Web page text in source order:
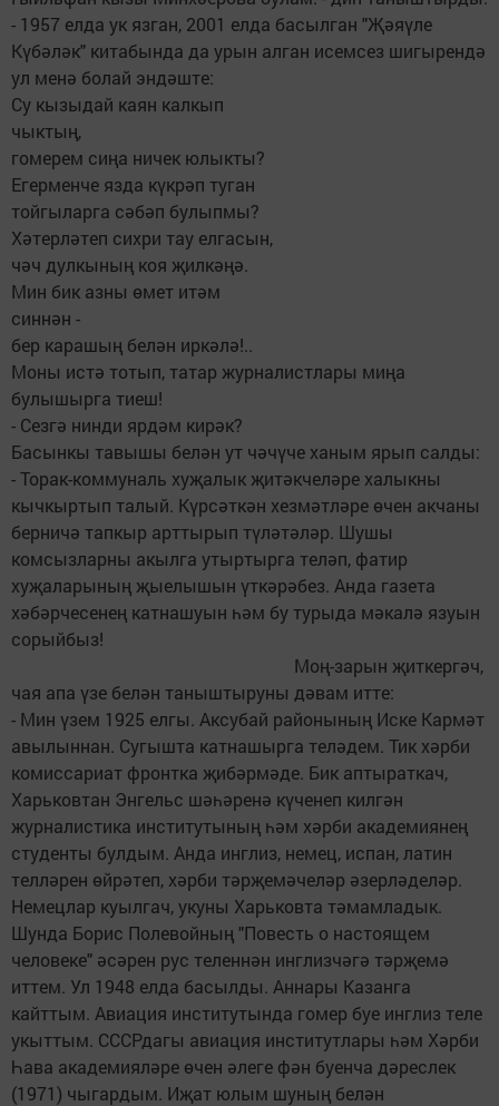
- 1957 елда ук язган, 2001 елда басылган "Җәяүле
Күбәләк" китабында да урын алган исемсез шигырендә
ул менә болай эндәште:
Су кызыдай каян калкып
чыктың,
гомерем сиңа ничек юлыкты?
Егерменче язда күкрәп туган
тойгыларга сәбәп булыпмы?
Хәтерләтеп сихри тау елгасын,
чәч дулкының коя җилкәңә.
Мин бик азны өмет итәм
синнән -
бер карашың белән иркәлә!..
Моны истә тотып, татар журналистлары миңа
булышырга тиеш!
- Сезгә нинди ярдәм кирәк?
Басынкы тавышы белән ут чәчүче ханым ярып салды:
- Торак-коммуналь хуҗалык җитәкчеләре халыкны
кычкыртып талый. Күрсәткән хезмәтләре өчен акчаны
берничә тапкыр арттырып түләтәләр. Шушы
комсызларны акылга утыртырга теләп, фатир
хуҗаларының җыелышын үткәрәбез. Анда газета
хәбәрчесенең катнашуын һәм бу турыда мәкалә язуын
сорыйбыз!
Моң-зарын җиткергәч,
чая апа үзе белән таныштыруны дәвам итте:
- Мин үзем 1925 елгы. Аксубай районының Иске Кармәт
авылыннан. Сугышта катнашырга теләдем. Тик хәрби
комиссариат фронтка җибәрмәде. Бик аптыраткач,
Харьковтан Энгельс шәһәренә күченеп килгән
журналистика институтының һәм хәрби академиянең
студенты булдым. Анда инглиз, немец, испан, латин
телләрен өйрәтеп, хәрби тәрҗемәчеләр әзерләделәр.
Немецлар куылгач, укуны Харьковта тәмамладык.
Шунда Борис Полевойның "Повесть о настоящем
человеке" әсәрен рус теленнән инглизчәгә тәрҗемә
иттем. Ул 1948 елда басылды. Аннары Казанга
кайттым. Авиация институтында гомер буе инглиз теле
укыттым. СССРдагы авиация институтлары һәм Хәрби
Һава академияләре өчен әлеге фән буенча дәреслек
(1971) чыгардым. Иҗат юлым шуның белән